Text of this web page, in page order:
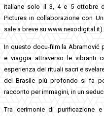
italiane solo il 3, 4 e 5 ottobre
Pictures in collaborazione con
sale a breve su www.nexodigital.it).
In questo docu-film la Abramović
e viaggia attraverso le vibranti
esperienza dei rituali sacri e
del Brasile più profondo si fa
racconto per immagini, in un
Tra cerimonie di purificazione